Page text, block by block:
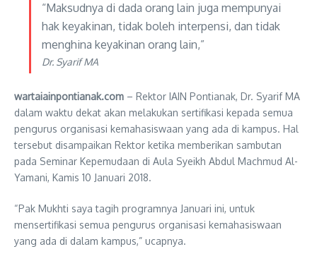
“Maksudnya di dada orang lain juga mempunyai
hak keyakinan, tidak boleh interpensi, dan tidak
menghina keyakinan orang lain,”
Dr. Syarif MA
wartaiainpontianak.com – Rektor IAIN Pontianak, Dr. Syarif MA
dalam waktu dekat akan melakukan sertifikasi kepada semua
pengurus organisasi kemahasiswaan yang ada di kampus. Hal
tersebut disampaikan Rektor ketika memberikan sambutan
pada Seminar Kepemudaan di Aula Syeikh Abdul Machmud Al-
Yamani, Kamis 10 Januari 2018.
“Pak Mukhti saya tagih programnya Januari ini, untuk
mensertifikasi semua pengurus organisasi kemahasiswaan
yang ada di dalam kampus,” ucapnya.